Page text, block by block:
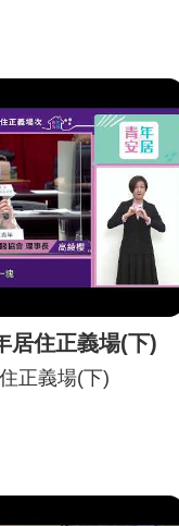
居住正義場(下)
正義場(下)